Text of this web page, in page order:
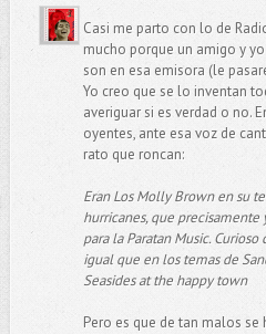
Casi me parto con lo de
mucho porque un amigo y
son en esa emisora (le
Yo creo que se lo inventan
averiguar si es verdad o no.
oyentes, ante esa voz de
rato que roncan:
Eran Los Molly Brown en su
hurricanes, que precisamente
para la Paratan Music.
igual que en los temas de
Seasides at the happy town
Pero es que de tan malos se